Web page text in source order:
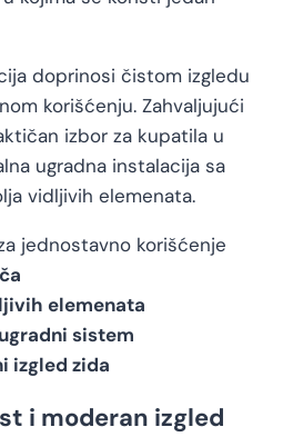
doprinosi čistom izgledu
korišćenju. Zahvaljujući
izbor za kupatila u
ugradna instalacija sa
vidljivih elemenata.
jednostavno korišćenje
elemenata
sistem
izgled zida
i moderan izgled